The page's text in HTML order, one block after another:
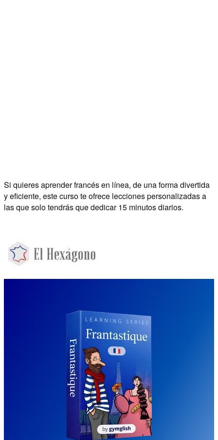
Si quieres aprender francés en línea, de una forma divertida
y eficiente, este curso te ofrece lecciones personalizadas a
las que solo tendrás que dedicar 15 minutos diarios.